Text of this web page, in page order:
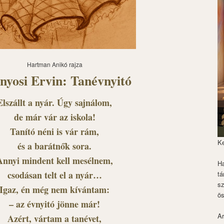
Hartman Anikó rajza
Ervin: Tanévnyitó
a nyár. Úgy sajnálom,
de már vár az iskola!
Tanító néni is vár rám,
és a barátnők sora.
mindent kell mesélnem,
csodásan telt el a nyár…
Igaz, én még nem kívántam:
– az évnyitó jönne már!
Azért, vártam a tanévet,